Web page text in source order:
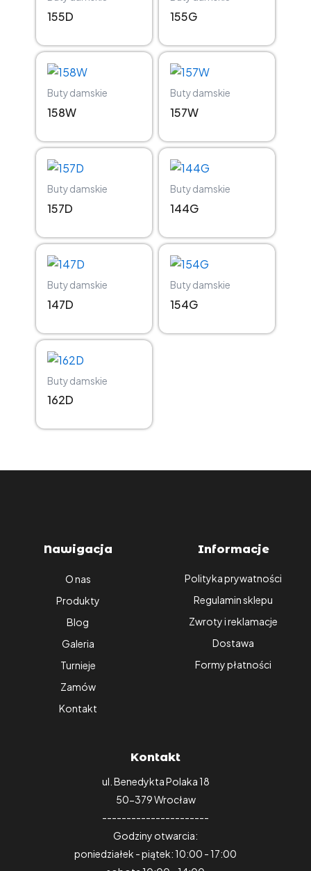
155D 155G
Buty damskie
158W
Buty damskie
157W
Buty damskie
157D
Buty damskie
144G
Buty damskie
147D
Buty damskie
154G
Buty damskie
162D
Nawigacja
O nas
Produkty
Blog
Galeria
Turnieje
Zamów
Kontakt
Informacje
Polityka prywatności
Regulamin sklepu
Zwroty i reklamacje
Dostawa
Formy płatności
Kontakt
ul. Benedykta Polaka 18
50-379 Wrocław
----------------------
Godziny otwarcia:
poniedziałek - piątek: 10:00 - 17:00